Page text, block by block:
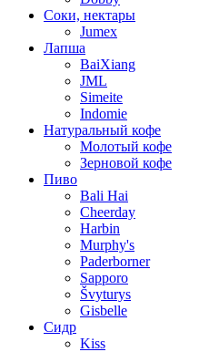
Соки, нектары
Jumex
Лапша
BaiXiang
JML
Simeite
Indomie
Натуральный кофе
Молотый кофе
Зерновой кофе
Пиво
Bali Hai
Cheerday
Harbin
Murphy's
Paderborner
Sapporo
Švyturys
Gisbelle
Сидр
Kiss